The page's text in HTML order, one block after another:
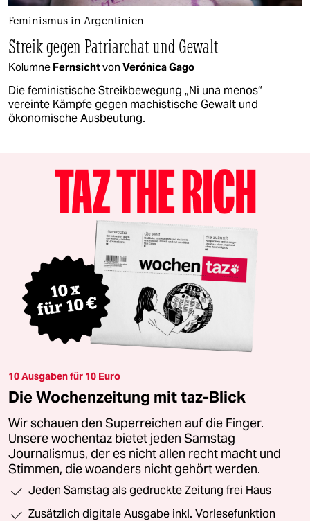
Feminismus in Argentinien
Streik gegen Patriarchat und Gewalt
Kolumne Fernsichtvon Verónica Gago
Die feministische Streikbewegung „Ni una menos“
vereinte Kämpfe gegen machistische Gewalt und
ökonomische Ausbeutung.
10 Ausgaben für 10 Euro
Die Wochenzeitung mit taz-Blick
Wir schauen den Superreichen auf die Finger.
Unsere wochentaz bietet jeden Samstag
Journalismus, der es nicht allen recht macht und
Stimmen, die woanders nicht gehört werden.
Jeden Samstag als gedruckte Zeitung frei Haus
Zusätzlich digitale Ausgabe inkl. Vorlesefunktion